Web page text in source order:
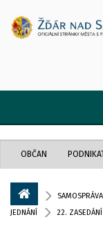
OBČAN
SAMOSPRÁVA
JEDNÁNÍ
22.